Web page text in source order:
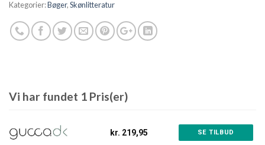
Kategorier:Bøger,Skønlitteratur
Vi har fundet 1 Pris(er)
kr. 219,95 SE TILBUD